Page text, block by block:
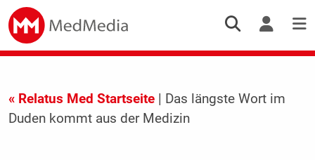
« Relatus Med Startseite| Das längste Wort im
Duden kommt aus der Medizin